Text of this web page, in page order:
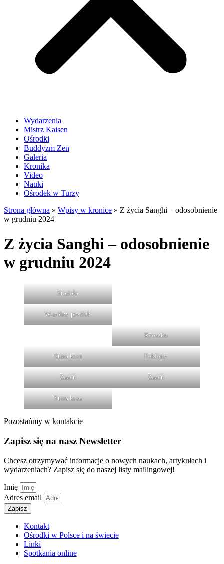
Wydarzenia
Mistrz Kaisen
Ośrodki
Buddyzm Zen
Galeria
Kronika
Video
Nauki
Ośrodek w Turzy
Strona główna » Wpisy w kronice » Z życia Sanghi – odosobnienie
w grudniu 2024
Z życia Sanghi – odosobnienie
w grudniu 2024
Stodoła
Wspólny posiłek
Kyosaku
Sutra kesa Pokłony
Zazen Zazen
Sutra kesa
Pozostańmy w kontakcie
Zapisz się na nasz Newsletter
Chcesz otrzymywać informacje o nowych naukach, artykułach i
wydarzeniach? Zapisz się do naszej listy mailingowej!
Imię
Adres email
Zapisz
Kontakt
Ośrodki w Polsce i na świecie
Linki
Spotkania online